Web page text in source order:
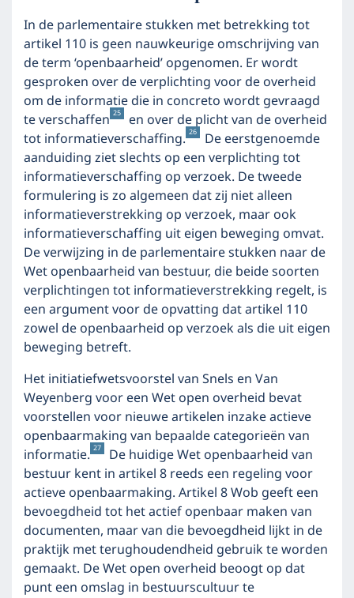
In de parlementaire stukken met betrekking tot
artikel 110 is geen nauwkeurige omschrijving van
de term ‘openbaarheid’ opgenomen. Er wordt
gesproken over de verplichting voor de overheid
om de informatie die in concreto wordt gevraagd
te verschaffen 25
en over de plicht van de overheid
tot informatieverschaffing. 26
De eerstgenoemde
aanduiding ziet slechts op een verplichting tot
informatieverschaffing op verzoek. De tweede
formulering is zo algemeen dat zij niet alleen
informatieverstrekking op verzoek, maar ook
informatieverschaffing uit eigen beweging omvat.
De verwijzing in de parlementaire stukken naar de
Wet openbaarheid van bestuur, die beide soorten
verplichtingen tot informatieverstrekking regelt, is
een argument voor de opvatting dat artikel 110
zowel de openbaarheid op verzoek als die uit eigen
beweging betreft.
Het initiatiefwetsvoorstel van Snels en Van
Weyenberg voor een Wet open overheid bevat
voorstellen voor nieuwe artikelen inzake actieve
openbaarmaking van bepaalde categorieën van
informatie. 27
De huidige Wet openbaarheid van
bestuur kent in artikel 8 reeds een regeling voor
actieve openbaarmaking. Artikel 8 Wob geeft een
bevoegdheid tot het actief openbaar maken van
documenten, maar van die bevoegdheid lijkt in de
praktijk met terughoudendheid gebruik te worden
gemaakt. De Wet open overheid beoogt op dat
punt een omslag in bestuurscultuur te